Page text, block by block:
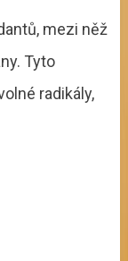
mezi něž
Tyto
radikály,